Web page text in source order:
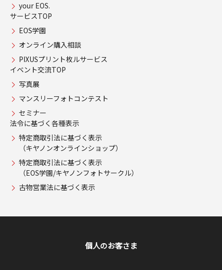
your EOS.
サービスTOP
EOS学園
オンライン購入相談
PIXUSプリント枚ルサービス
イベント交流TOP
写真展
マンスリーフォトコンテスト
セミナー
法令に基づく各種表示
特定商取引法に基づく表示
（キヤノンオンラインショップ）
特定商取引法に基づく表示
（EOS学園/キヤノンフォトサークル）
古物営業法に基づく表示
個人のお客さま